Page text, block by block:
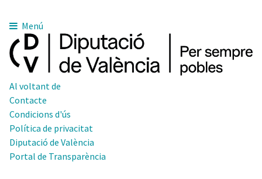
Menú
Al voltant de
Contacte
Condicions d'ús
Política de privacitat
Diputació de València
Portal de Transparència